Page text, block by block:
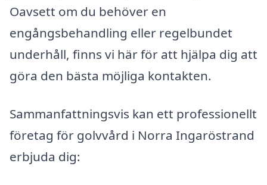
Oavsett om du behöver en
engångsbehandling eller regelbundet
underhåll, finns vi här för att hjälpa dig att
göra den bästa möjliga kontakten.
Sammanfattningsvis kan ett professionellt
företag för golvvård i Norra Ingaröstrand
erbjuda dig: